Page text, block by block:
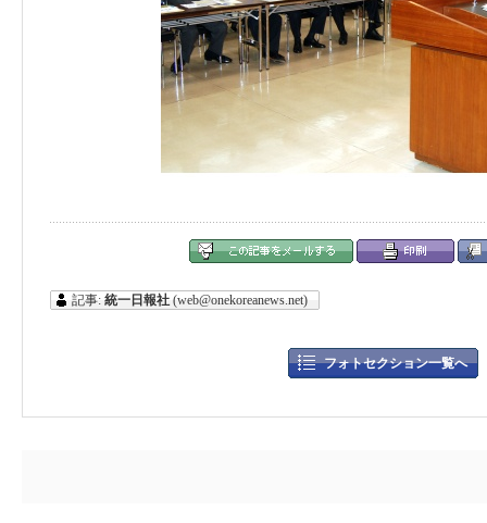
記事: 統一日報社 (web@onekoreanews.net)
フォトセクション一覧へ